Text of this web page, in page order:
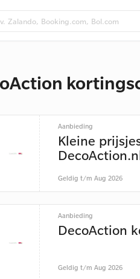
Aanbieding
Kleine
Geldig t/m Aug 2026
Aanbieding
DecoAction
Geldig t/m Aug 2026